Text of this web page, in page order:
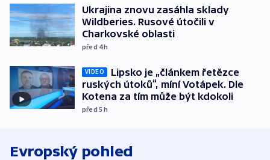
Ukrajina znovu zasáhla sklady
Wildberies. Rusové útočili v
Charkovské oblasti
před 4h
VIDEO
Lipsko je „článkem řetězce
ruských útoků“, míní Votápek. Dle
Kotena za tím může být kdokoli
před 5h
Evropský pohled